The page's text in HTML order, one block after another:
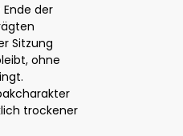
der
Sitzung
ohne
trockener